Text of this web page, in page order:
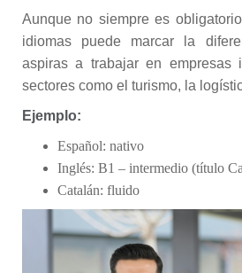
Aunque no siempre es
idiomas puede marcar la
aspiras a trabajar en empresas
sectores como el turismo, la
Ejemplo:
Español: nativo
Inglés: B1 – intermedio (título
Catalán: fluido